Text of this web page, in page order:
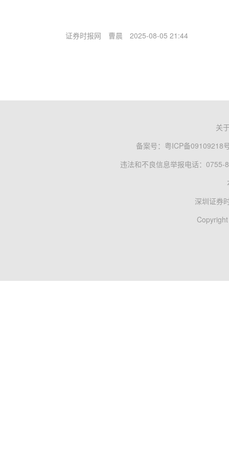
证券时报网 曹晨 2025-08-05 21:44
关
备案号： 粤ICP备09109218
违法和不良信息举报电话：0755-
深圳证券